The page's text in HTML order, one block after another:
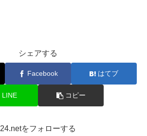
シェアする
Facebook はてブ
LINE コピー
24.netをフォローする